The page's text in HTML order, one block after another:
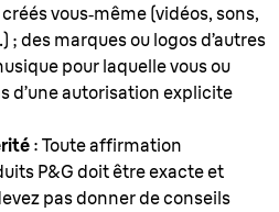
vous‑même (vidéos, sons,
; des marques ou logos d’autres
pour laquelle vous ou
d’une autorisation explicite
: Toute affirmation
P&G doit être exacte et
pas donner de conseils